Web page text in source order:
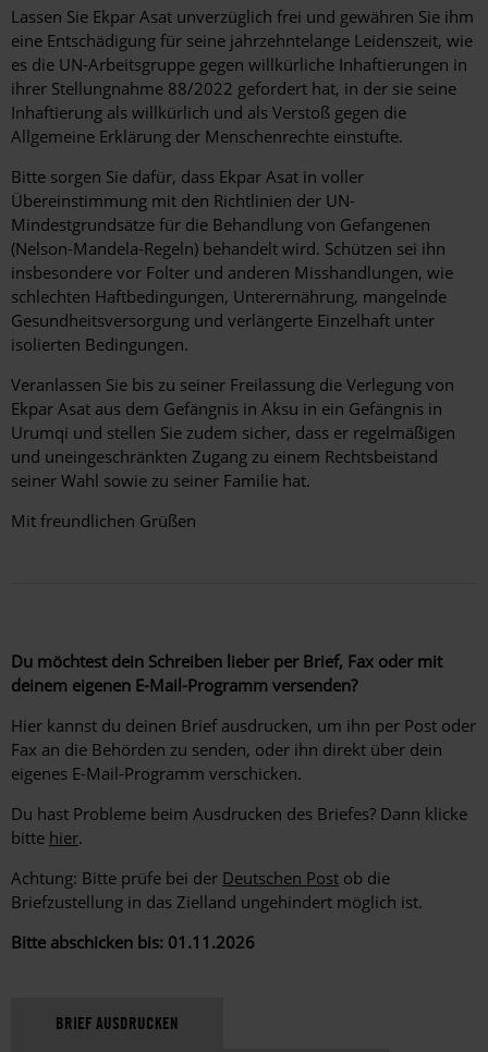
Lassen Sie Ekpar Asat unverzüglich frei und gewähren Sie ihm
eine Entschädigung für seine jahrzehntelange Leidenszeit, wie
es die UN-Arbeitsgruppe gegen willkürliche Inhaftierungen in
ihrer Stellungnahme 88/2022 gefordert hat, in der sie seine
Inhaftierung als willkürlich und als Verstoß gegen die
Allgemeine Erklärung der Menschenrechte einstufte.
Bitte sorgen Sie dafür, dass Ekpar Asat in voller
Übereinstimmung mit den Richtlinien der UN-
Mindestgrundsätze für die Behandlung von Gefangenen
(Nelson-Mandela-Regeln) behandelt wird. Schützen sei ihn
insbesondere vor Folter und anderen Misshandlungen, wie
schlechten Haftbedingungen, Unterernährung, mangelnde
Gesundheitsversorgung und verlängerte Einzelhaft unter
isolierten Bedingungen.
Veranlassen Sie bis zu seiner Freilassung die Verlegung von
Ekpar Asat aus dem Gefängnis in Aksu in ein Gefängnis in
Urumqi und stellen Sie zudem sicher, dass er regelmäßigen
und uneingeschränkten Zugang zu einem Rechtsbeistand
seiner Wahl sowie zu seiner Familie hat.
Mit freundlichen Grüßen
Du möchtest dein Schreiben lieber per Brief, Fax oder mit
deinem eigenen E-Mail-Programm versenden?
Hier kannst du deinen Brief ausdrucken, um ihn per Post oder
Fax an die Behörden zu senden, oder ihn direkt über dein
eigenes E-Mail-Programm verschicken.
Du hast Probleme beim Ausdrucken des Briefes? Dann klicke
bitte hier.
Achtung: Bitte prüfe bei der Deutschen Post ob die
Briefzustellung in das Zielland ungehindert möglich ist.
Bitte abschicken bis: 01.11.2026
BRIEF AUSDRUCKEN